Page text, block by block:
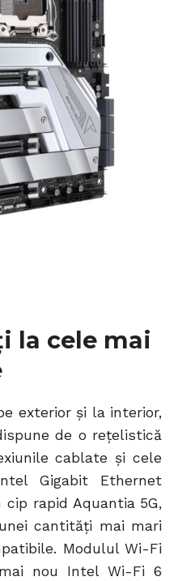
la cele mai
exterior și la interior,
de o rețelistică
cablate și cele
Gigabit Ethernet
rapid Aquantia 5G,
cantități mai mari
Modulul Wi-Fi
nou Intel Wi-Fi 6